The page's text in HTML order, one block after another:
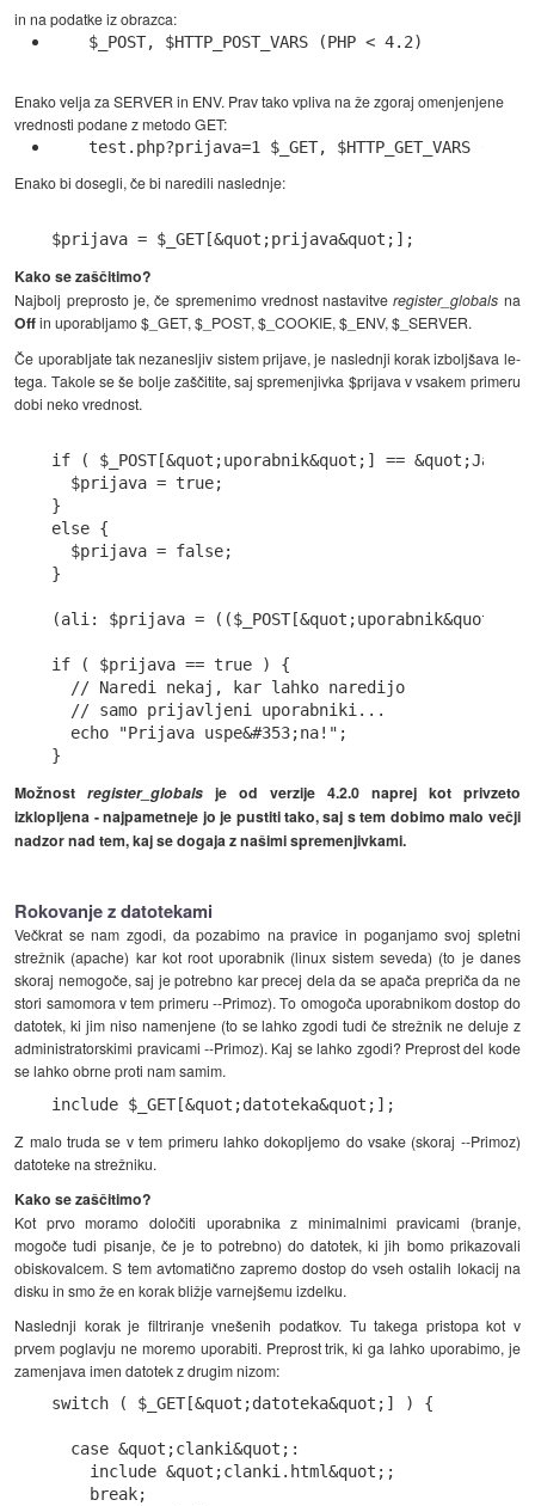
in na podatke iz obrazca:
$_POST, $HTTP_POST_VARS (PHP < 4.2)
Enako velja za SERVER in ENV. Prav tako vpliva na že zgoraj omenjenjene
vrednosti podane z metodo GET:
test.php?prijava=1 $_GET, $HTTP_GET_VARS
Enako bi dosegli, če bi naredili naslednje:
Kako se zaščitimo?
Najbolj preprosto je, če spremenimo vrednost nastavitveregister_globals na
Offin uporabljamo $_GET, $_POST, $_COOKIE, $_ENV, $_SERVER.
Če uporabljate tak nezanesljiv sistem prijave, je naslednji korak izboljšava le-
tega. Takole se še bolje zaščitite, saj spremenjivka $prijava v vsakem primeru
dobi neko vrednost.
if ( $_POST[&quot;uporabnik&quot;] ==
  $prijava = true;
}
else {
  $prijava = false;
}
(ali: $prijava = (($_POST[&quot;uporabnik&quot;]
if ( $prijava == true ) {
  // Naredi nekaj, kar lahko naredijo
  // samo prijavljeni uporabniki...
  echo "Prijava uspe&#353;na!";
Možnostregister_globals je od verzije 4.2.0 naprej kot privzeto
izklopljena - najpametneje jo je pustiti tako, saj s tem dobimo malo večji
nadzor nad tem, kaj se dogaja z našimi spremenjivkami.
Rokovanje z datotekami
Večkrat se nam zgodi, da pozabimo na pravice in poganjamo svoj spletni
strežnik (apache) kar kot root uporabnik (linux sistem seveda) (to je danes
skoraj nemogoče, saj je potrebno kar precej dela da se apača prepriča da ne
stori samomora v tem primeru --Primoz). To omogoča uporabnikom dostop do
datotek, ki jim niso namenjene (to se lahko zgodi tudi če strežnik ne deluje z
administratorskimi pravicami --Primoz). Kaj se lahko zgodi? Preprost del kode
se lahko obrne proti nam samim.
include $_GET[&quot;datoteka&quot;];
Z malo truda se v tem primeru lahko dokopljemo do vsake (skoraj --Primoz)
datoteke na strežniku.
Kako se zaščitimo?
Kot prvo moramo določiti uporabnika z minimalnimi pravicami (branje,
mogoče tudi pisanje, če je to potrebno) do datotek, ki jih bomo prikazovali
obiskovalcem. S tem avtomatično zapremo dostop do vseh ostalih lokacij na
disku in smo že en korak bližje varnejšemu izdelku.
Naslednji korak je filtriranje vnešenih podatkov. Tu takega pristopa kot v
prvem poglavju ne moremo uporabiti. Preprost trik, ki ga lahko uporabimo, je
zamenjava imen datotek z drugim nizom:
switch ( $_GET[&quot;datoteka&quot;] ) {
  case &quot;clanki&quot;:
    include &quot;clanki.html&quot;;
    break;